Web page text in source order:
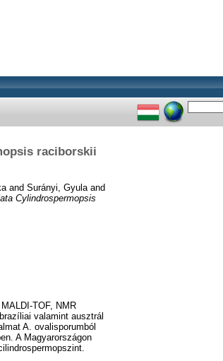
raciborskii
and Surányi, Gyula and
Cylindrospermopsis
TOF, NMR
valamint ausztrál
A. ovalisporumból
A Magyarországon